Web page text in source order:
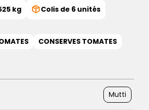
kg Colis de 6 unités
CONSERVES TOMATES
Mutti